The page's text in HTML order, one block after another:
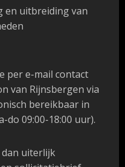
en uitbreiding van
per e-mail contact
van Rijnsbergen via
bereikbaar in
do 09:00-18:00 uur).
uiterlijk